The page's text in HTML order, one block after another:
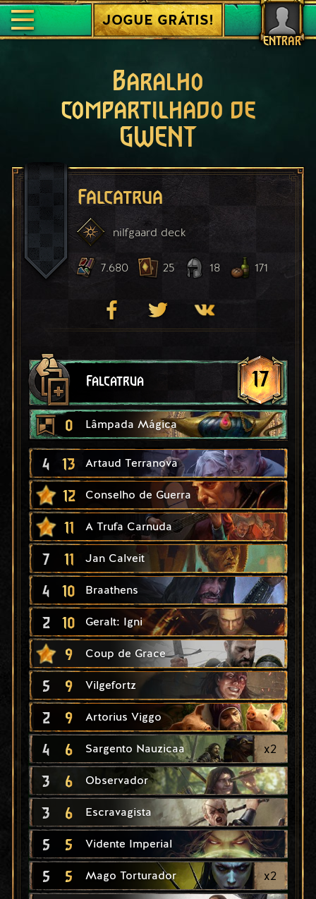
ENTRAR
JOGUE GRÁTIS!
Baralho
compartilhado de
GWENT
Falcatrua
nilfgaard deck
7.680 25 18 171
Falcatrua 17
0 Lâmpada Mágica
4 13 Artaud Terranova
12 Conselho de Guerra
11 A Trufa Carnuda
7 11 Jan Calveit
4 10 Braathens
2 10 Geralt: Igni
9 Coup de Grace
5 9 Vilgefortz
2 9 Artorius Viggo
4 6 Sargento Nauzicaa x2
3 6 Observador
3 6 Escravagista
5 5 Vidente Imperial
5 5 Mago Torturador x2